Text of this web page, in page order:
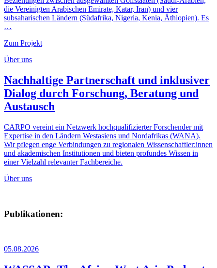
die Vereinigten Arabischen Emirate, Katar, Iran) und vier
subsaharischen Ländern (Südafrika, Nigeria, Kenia, Äthiopien). Es
…
Zum Projekt
Über uns
Nachhaltige Partnerschaft und inklusiver
Dialog durch Forschung, Beratung und
Austausch
CARPO vereint ein Netzwerk hochqualifizierter Forschender mit
Expertise in den Ländern Westasiens und Nordafrikas (WANA).
Wir pflegen enge Verbindungen zu regionalen Wissenschaftler:innen
und akademischen Institutionen und bieten profundes Wissen in
einer Vielzahl relevanter Fachbereiche.
Über uns
Publikationen:
05.08.2026